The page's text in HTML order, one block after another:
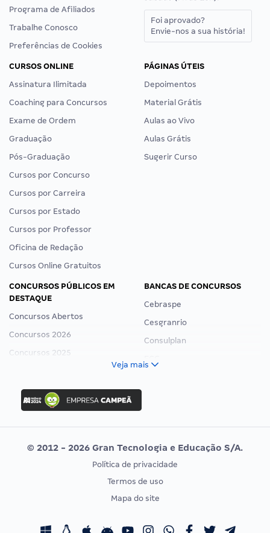
Programa de Afiliados
Trabalhe Conosco
Preferências de Cookies
Foi aprovado?
Envie-nos a sua história!
CURSOS ONLINE
Assinatura Ilimitada
Coaching para Concursos
Exame de Ordem
Graduação
Pós-Graduação
Cursos por Concurso
Cursos por Carreira
Cursos por Estado
Cursos por Professor
Oficina de Redação
Cursos Online Gratuitos
PÁGINAS ÚTEIS
Depoimentos
Material Grátis
Aulas ao Vivo
Aulas Grátis
Sugerir Curso
CONCURSOS PÚBLICOS EM
DESTAQUE
Concursos Abertos
Concursos 2026
Concursos 2025
Concurso Ibama
Concurso MPU
Editais publicados
BANCAS DE CONCURSOS
Cebraspe
Cesgranrio
Consulplan
Vunesp
CONCURSOS POR PROFISSÃO
Concursos Fiscais
EXAME DE ORDEM
Calendário OAB
Veja mais
© 2012 - 2026 Gran Tecnologia e Educação S/A.
Política de privacidade
Termos de uso
Mapa do site